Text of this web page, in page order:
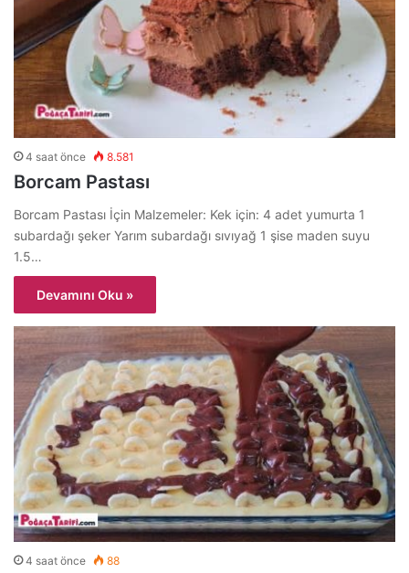
4 saat önce 8.581
Borcam Pastası
Borcam Pastası İçin Malzemeler: Kek için: 4 adet yumurta 1
subardağı şeker Yarım subardağı sıvıyağ 1 şise maden suyu
1.5…
Devamını Oku »
4 saat önce 88